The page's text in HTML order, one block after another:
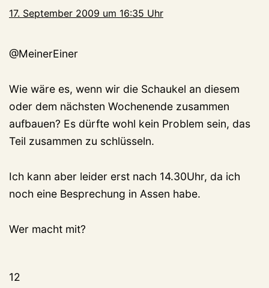
17. September 2009 um 16:35 Uhr
@MeinerEiner
Wie wäre es, wenn wir die Schaukel an diesem
oder dem nächsten Wochenende zusammen
aufbauen? Es dürfte wohl kein Problem sein, das
Teil zusammen zu schlüsseln.
Ich kann aber leider erst nach 14.30Uhr, da ich
noch eine Besprechung in Assen habe.
Wer macht mit?
12